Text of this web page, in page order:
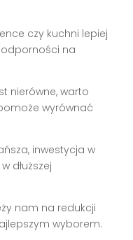
czy kuchni lepiej
odporności na
nierówne, warto
wyrównać
inwestycja w
dłuższej
nam na redukcji
wyborem.